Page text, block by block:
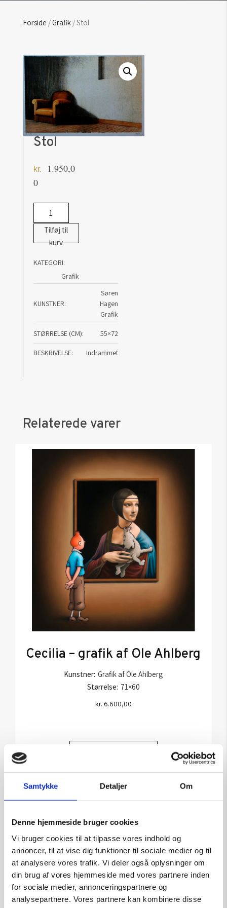
Samtykke Detaljer Om
Denne hjemmeside bruger cookies
Vi bruger cookies til at tilpasse vores indhold og
annoncer, til at vise dig funktioner til sociale medier og til
at analysere vores trafik. Vi deler også oplysninger om
din brug af vores hjemmeside med vores partnere inden
for sociale medier, annonceringspartnere og
analysepartnere. Vores partnere kan kombinere disse
Forside /Grafik/ Stol
Stol
kr.
1.950,0
0
antal
Tilføj til
kurv
KATEGORI:
Grafik
KUNSTNER
Søren
Hagen
Grafik
STØRRELSE (CM) 55×72
BESKRIVELSE Indrammet
Relaterede varer
Cecilia – grafik af Ole Ahlberg
Kunstner: Grafik af Ole Ahlberg
Størrelse: 71×60
kr. 6.600,00